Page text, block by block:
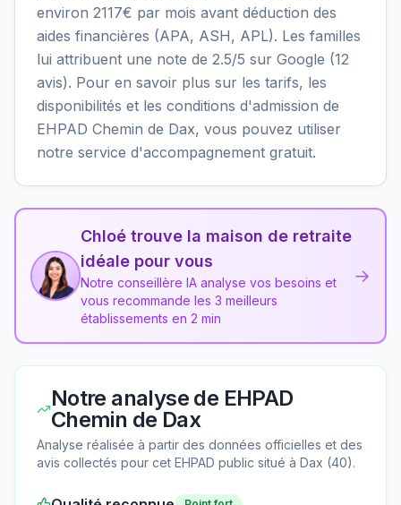
environ 2117€ par mois avant déduction des
aides financières (APA, ASH, APL). Les familles
lui attribuent une note de 2.5/5 sur Google (12
avis). Pour en savoir plus sur les tarifs, les
disponibilités et les conditions d'admission de
EHPAD Chemin de Dax, vous pouvez utiliser
notre service d'accompagnement gratuit.
Chloé trouve la maison de retraite
idéale pour vous
Notre conseillère IA analyse vos besoins et
vous recommande les 3 meilleurs
établissements en 2 min
→
Notre analyse de EHPAD
Chemin de Dax
Analyse réalisée à partir des données officielles et des
avis collectés pour cet EHPAD public situé à Dax (40).